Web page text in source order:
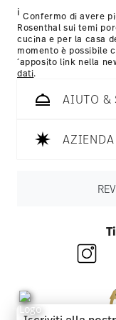
Resi:Per i resi, si
i Confermo di avere
Rosenthal sui temi
cucina e per la casa
momento è possibile
´apposito link nella
dati.
AIUTO &